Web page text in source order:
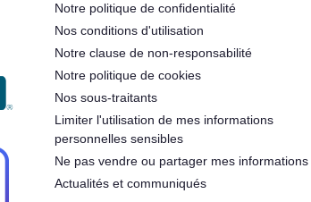
Notre politique de confidentialité
Nos conditions d'utilisation
Notre clause de non-responsabilité
Notre politique de cookies
Nos sous-traitants
Limiter l'utilisation de mes informations
personnelles sensibles
Ne pas vendre ou partager mes informations
Actualités et communiqués